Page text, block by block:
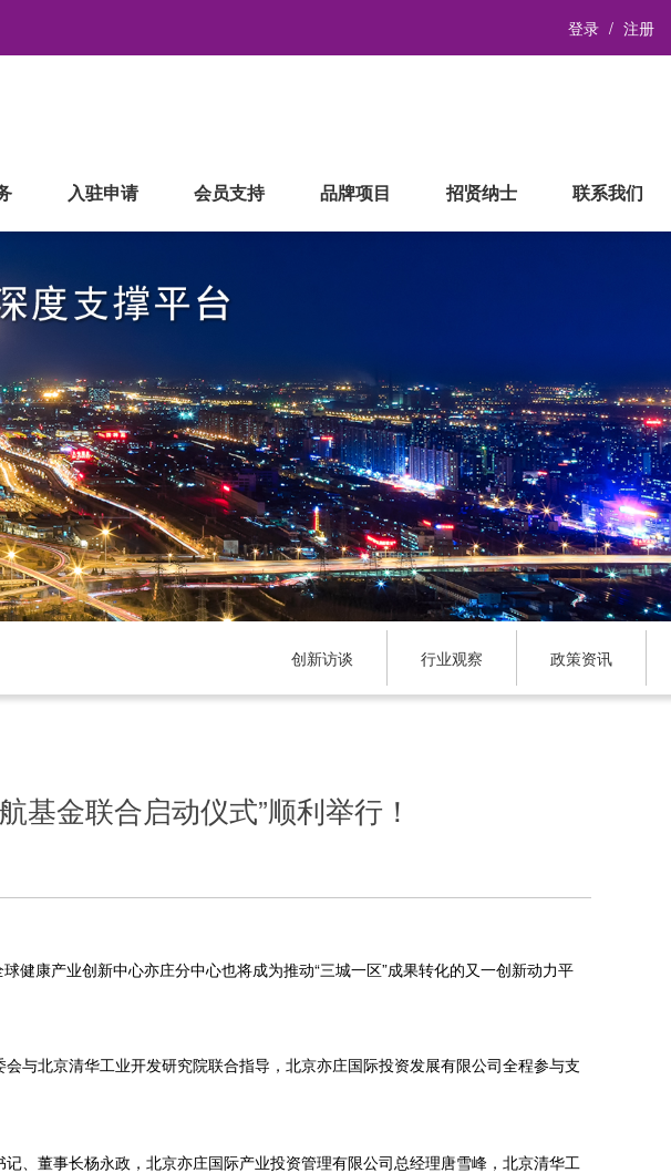
登录 注册
入驻申请 会员支持 品牌项目 招贤纳士 联系我们
创新访谈 行业观察 政策资讯
基金联合启动仪式”顺利举行！
球健康产业创新中心亦庄分中心也将成为推动“三城一区”成果转化的又一创新动力平
与北京清华工业开发研究院联合指导， 北京亦庄国际投资发展有限公司全程参与支
、董事长杨永政，北京亦庄国际产业投资管理有限公司总经理唐雪峰，北京清华工